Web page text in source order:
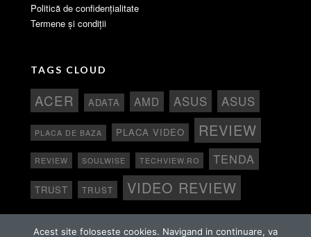
Politică de confidențialitate
Termene și condiții
TAGS CLOUD
ACER ADATA AMD ASUS ASUS
PLACA DE BAZA PLACA VIDEO REVIEW
REVIEW SOULWISE TECHVIEW.RO TENDA
TRUST TRUST VIDEO REVIEW
Acest site foloseste cookies. Navigand in continuare, va